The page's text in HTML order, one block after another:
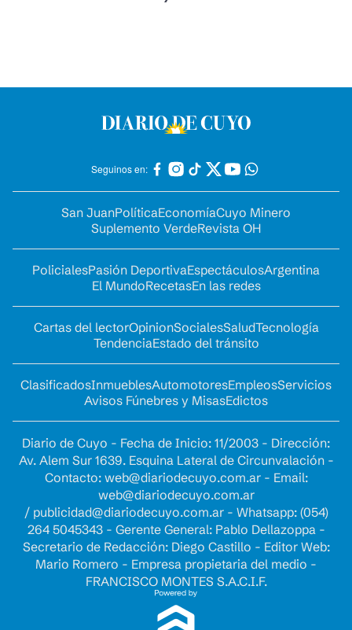
Seguinos en:
San JuanPolíticaEconomíaCuyo Minero
Suplemento VerdeRevista OH
PolicialesPasión DeportivaEspectáculosArgentina
El MundoRecetasEn las redes
Cartas del lectorOpinionSocialesSaludTecnología
TendenciaEstado del tránsito
ClasificadosInmueblesAutomotoresEmpleosServicios
Avisos Fúnebres y MisasEdictos
Diario de Cuyo - Fecha de Inicio: 11/2003 - Dirección:
Av. Alem Sur 1639. Esquina Lateral de Circunvalación -
Contacto: web@diariodecuyo.com.ar- Email:
web@diariodecuyo.com.ar
/ publicidad@diariodecuyo.com.ar- Whatsapp: (054)
264 5045343 - Gerente General: Pablo Dellazoppa -
Secretario de Redacción: Diego Castillo - Editor Web:
Mario Romero - Empresa propietaria del medio -
FRANCISCO MONTES S.A.C.I.F.